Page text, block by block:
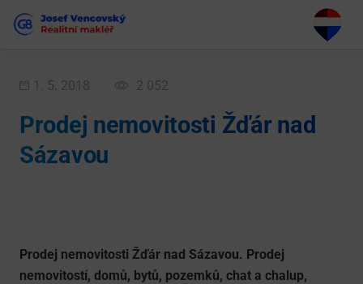
1. 5. 2018 2 052
Prodej nemovitosti Žďár nad
Sázavou
Prodej nemovitosti Žďár nad Sázavou. Prodej
nemovitostí, domů, bytů, pozemků, chat a chalup,